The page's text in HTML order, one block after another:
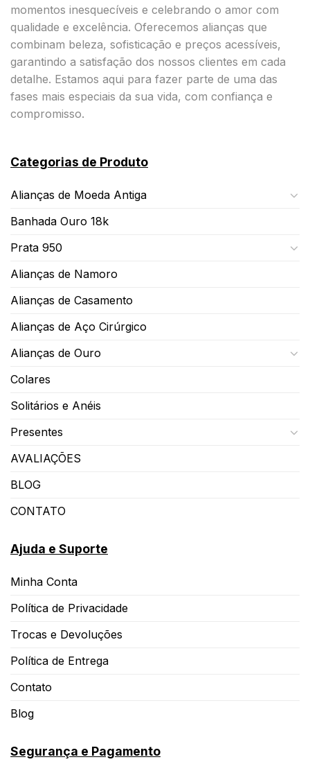
momentos inesquecíveis e celebrando o amor com
qualidade e excelência. Oferecemos alianças que
combinam beleza, sofisticação e preços acessíveis,
garantindo a satisfação dos nossos clientes em cada
detalhe. Estamos aqui para fazer parte de uma das
fases mais especiais da sua vida, com confiança e
compromisso.
Categorias de Produto
Alianças de Moeda Antiga
Banhada Ouro 18k
Prata 950
Alianças de Namoro
Alianças de Casamento
Alianças de Aço Cirúrgico
Alianças de Ouro
Colares
Solitários e Anéis
Presentes
AVALIAÇÕES
BLOG
CONTATO
Ajuda e Suporte
Minha Conta
Política de Privacidade
Trocas e Devoluções
Política de Entrega
Contato
Blog
Segurança e Pagamento